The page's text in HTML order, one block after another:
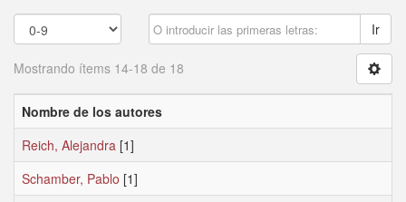
Ir
Mostrando ítems 14-18 de 18
Nombre de los autores
Reich, Alejandra [1]
Schamber, Pablo [1]